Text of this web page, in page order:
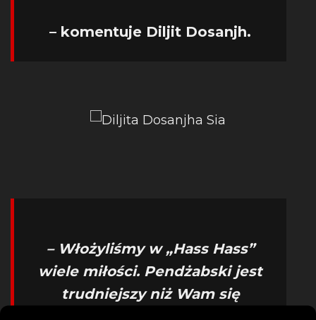
– komentuje Diljit Dosanjh.
– Włożyliśmy w „Hass Hass”
wiele miłości. Pendżabski jest
trudniejszy niż Wam się